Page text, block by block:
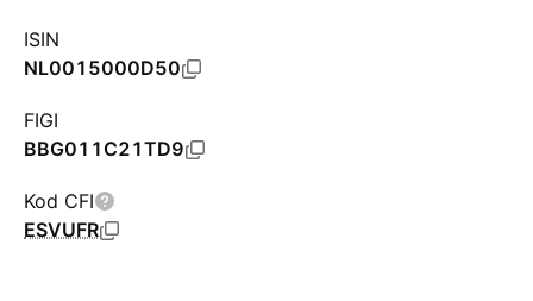
ISIN
NL0015000D50
FIGI
BBG011C21TD9
Kod CFI
ESVUFR